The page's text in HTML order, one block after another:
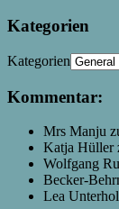
Kategorien
Kategorien
Kommentar:
Mrs Manju
Katja Hüller
Wolfgang
Becker-
Lea